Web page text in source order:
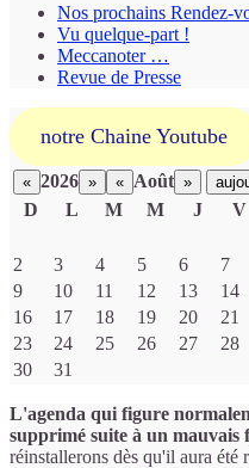
Nos prochains Rendez-
Vu quelque-part !
Meccanoter …
Revue de Presse
notre Chaine Youtube
calendrier
d’évènements
« 2026 » « Août »
D L M M J V
2
3 4 5 6 7
9
10 11 12 13 14
16
17 18 19 20 21
23
24 25 26 27 28
30
31
L'agenda qui figure
supprimé suite à un mauvais
réinstallerons dès qu'il aura été